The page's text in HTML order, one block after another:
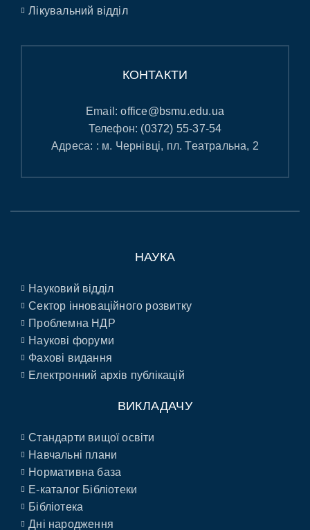
Лікувальний відділ
КОНТАКТИ
Email:office@bsmu.edu.ua
Телефон: (0372) 55-37-54
Адреса: : м. Чернівці, пл. Театральна, 2
НАУКА
Науковий відділ
Сектор інноваційного розвитку
Проблемна НДР
Наукові форуми
Фахові видання
Електронний архів публікацій
ВИКЛАДАЧУ
Стандарти вищої освіти
Навчальні плани
Нормативна база
E-каталог Бібліотеки
Бібліотека
Дні народження